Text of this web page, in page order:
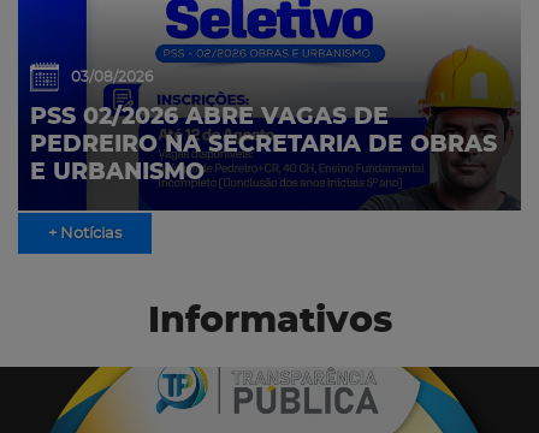
03/08/2026
PSS 02/2026 ABRE VAGAS DE
PEDREIRO NA SECRETARIA DE OBRAS
E URBANISMO
+ Notícias
Informativos